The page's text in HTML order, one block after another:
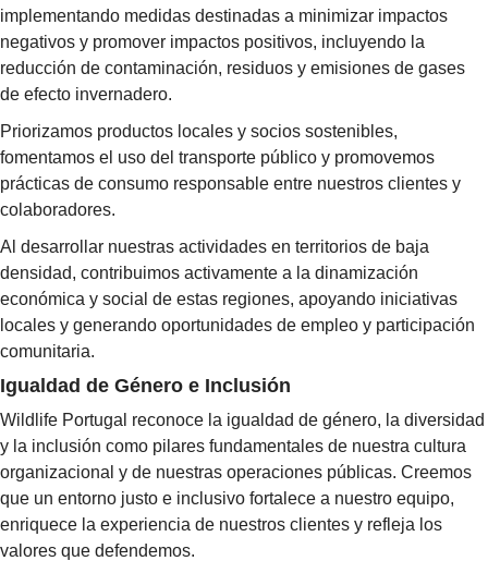
implementando medidas destinadas a minimizar impactos
negativos y promover impactos positivos, incluyendo la
reducción de contaminación, residuos y emisiones de gases
de efecto invernadero.
Priorizamos productos locales y socios sostenibles,
fomentamos el uso del transporte público y promovemos
prácticas de consumo responsable entre nuestros clientes y
colaboradores.
Al desarrollar nuestras actividades en territorios de baja
densidad, contribuimos activamente a la dinamización
económica y social de estas regiones, apoyando iniciativas
locales y generando oportunidades de empleo y participación
comunitaria.
Igualdad de Género e Inclusión
Wildlife Portugal reconoce la igualdad de género, la diversidad
y la inclusión como pilares fundamentales de nuestra cultura
organizacional y de nuestras operaciones públicas. Creemos
que un entorno justo e inclusivo fortalece a nuestro equipo,
enriquece la experiencia de nuestros clientes y refleja los
valores que defendemos.